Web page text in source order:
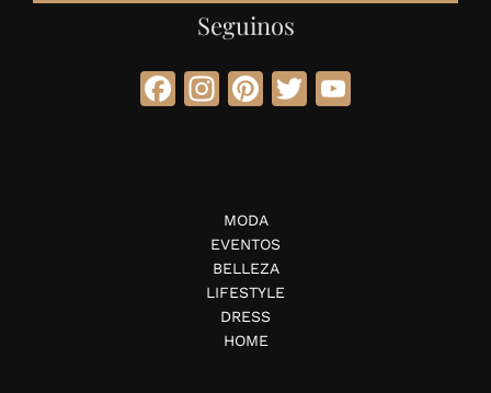
Seguinos
Facebook
Instagram
Pinterest
Twitter
MODA
EVENTOS
BELLEZA
LIFESTYLE
DRESS
HOME